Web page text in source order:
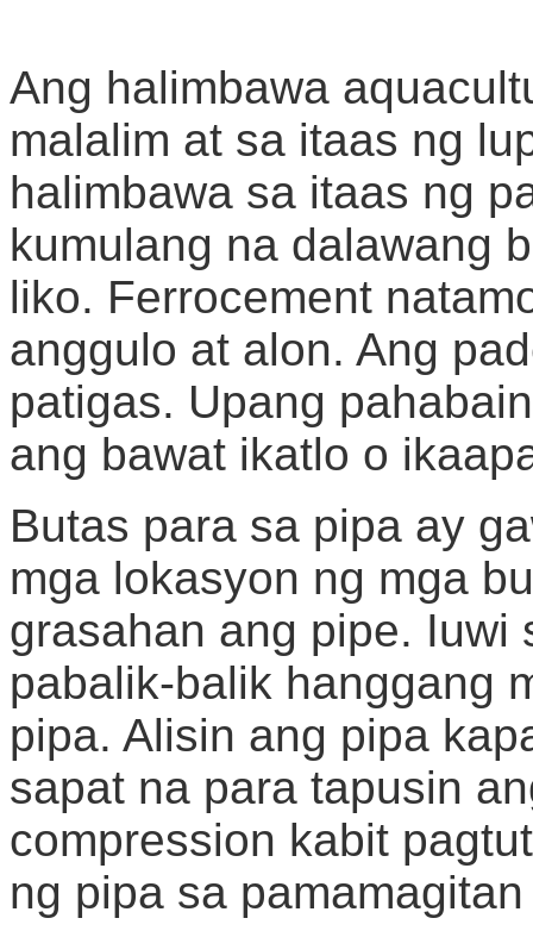
Ang halimbawa
malalim at sa itaas ng
halimbawa sa itaas ng
kumulang na dalawang
liko. Ferrocement
anggulo at alon. Ang
patigas. Upang
ang bawat ikatlo o
Butas para sa pipa ay
mga lokasyon ng mga
grasahan ang pipe. Iuwi
pabalik-balik hanggang
pipa. Alisin ang pipa
sapat na para tapusin
compression kabit
ng pipa sa